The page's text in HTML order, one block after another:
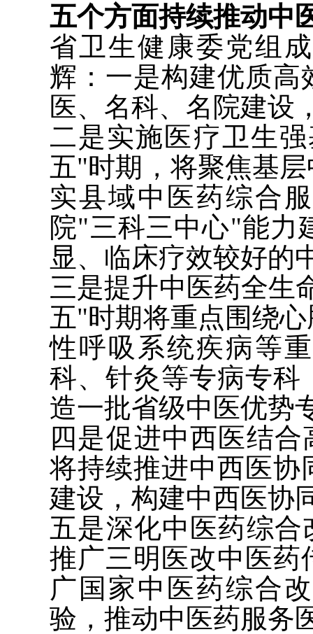
五个方面持续推动中
省卫生健康委党组
辉：一是构建优质高
医、名科、名院建设
二是实施医疗卫生
五"时期，将聚焦基
实县域中医药综合
院"三科三中心"能力
显、临床疗效较好的
三是提升中医药全生
五"时期将重点围绕
性呼吸系统疾病等
科、针灸等专病专科
造一批省级中医优势
四是促进中西医结
将持续推进中西医协
建设，构建中西医协
五是深化中医药综
推广三明医改中医药
广国家中医药综合
验，推动中医药服务